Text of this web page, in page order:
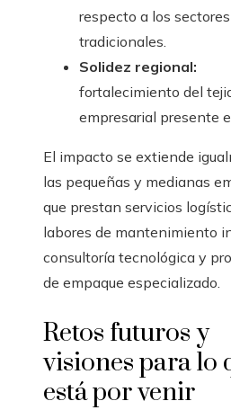
respecto a los sectores
tradicionales.
Solidez regional:
fortalecimiento del
empresarial presente
El impacto se extiende
las pequeñas y medianas
que prestan servicios
labores de mantenimiento
consultoría tecnológica y
de empaque especializado.
Retos futuros y
visiones para lo
está por venir